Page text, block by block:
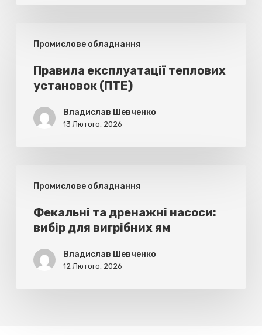
Промислове обладнання
експлуатації
теплових
установок
(ПТЕ)
Правила експлуатації теплових
установок (ПТЕ)
Владислав Шевченко
13 Лютого, 2026
Промислове обладнання
дренажні
насоси:
вибір
Фекальні та дренажні насоси:
вибір для вигрібних ям
Владислав Шевченко
12 Лютого, 2026